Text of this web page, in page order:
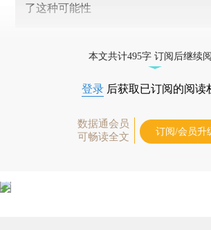
了这种可能性
本文共计495字 订阅后继续
登录 后获取已订阅的阅读
数据通会员
可畅读全文
订阅/会员升